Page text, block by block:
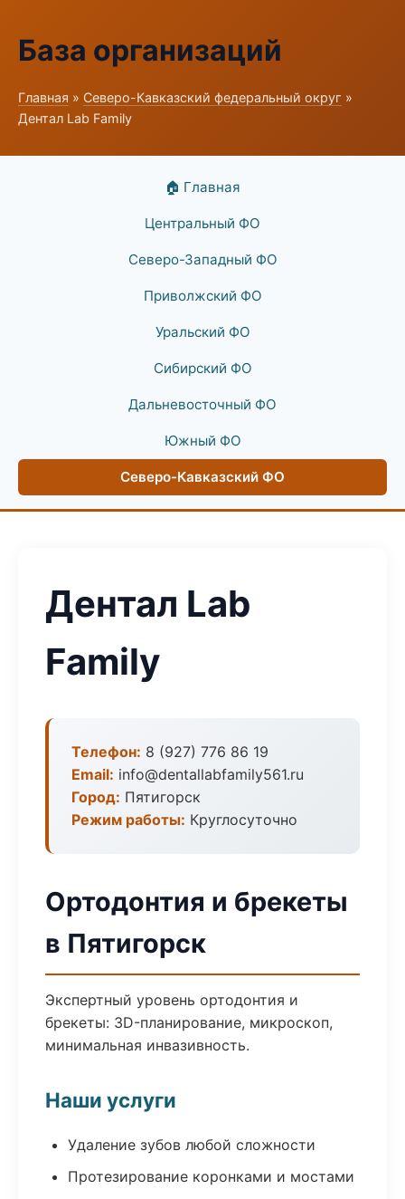
База организаций
Главная » Северо-Кавказский федеральный округ »
Дентал Lab Family
🏠 Главная
Центральный ФО
Северо-Западный ФО
Приволжский ФО
Уральский ФО
Сибирский ФО
Дальневосточный ФО
Южный ФО
Северо-Кавказский ФО
Дентал Lab
Family
Телефон: 8 (927) 776 86 19
Email: info@dentallabfamily561.ru
Город: Пятигорск
Режим работы: Круглосуточно
Ортодонтия и брекеты
в Пятигорск
Экспертный уровень ортодонтия и
брекеты: 3D-планирование, микроскоп,
минимальная инвазивность.
Наши услуги
Удаление зубов любой сложности
Протезирование коронками и мостами